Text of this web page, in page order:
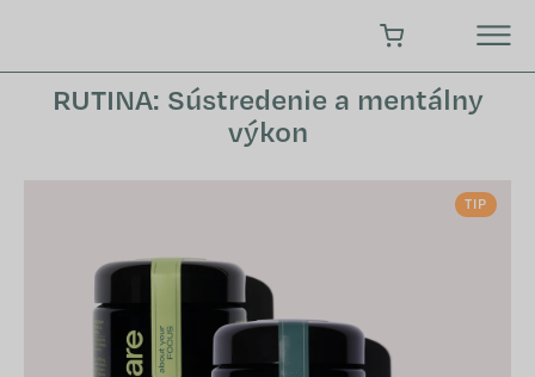
obsah
NÁKUPNÝ KOŠÍK
RUTINA: Sústredenie a mentálny
výkon
TIP